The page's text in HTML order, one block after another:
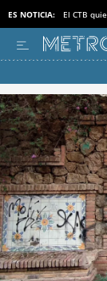
ES NOTICIA: El CTB